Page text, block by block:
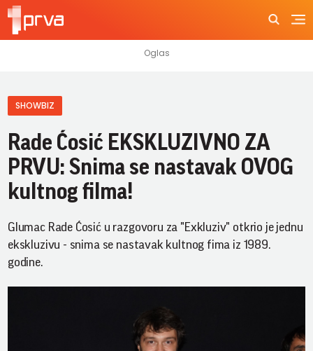
SHOWBIZ
Rade Ćosić EKSKLUZIVNO ZA
PRVU: Snima se nastavak OVOG
kultnog filma!
Glumac Rade Ćosić u razgovoru za "Exkluziv" otkrio je jednu
ekskluzivu - snima se nastavak kultnog fima iz 1989.
godine.